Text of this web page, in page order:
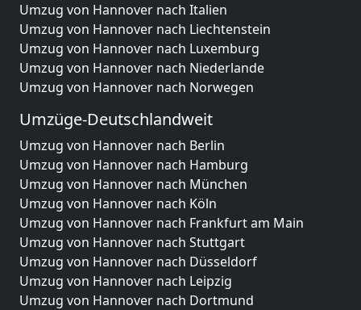
Umzug von Hannover nach Italien
Umzug von Hannover nach Liechtenstein
Umzug von Hannover nach Luxemburg
Umzug von Hannover nach Niederlande
Umzug von Hannover nach Norwegen
Umzüge-Deutschlandweit
Umzug von Hannover nach Berlin
Umzug von Hannover nach Hamburg
Umzug von Hannover nach München
Umzug von Hannover nach Köln
Umzug von Hannover nach Frankfurt am Main
Umzug von Hannover nach Stuttgart
Umzug von Hannover nach Düsseldorf
Umzug von Hannover nach Leipzig
Umzug von Hannover nach Dortmund